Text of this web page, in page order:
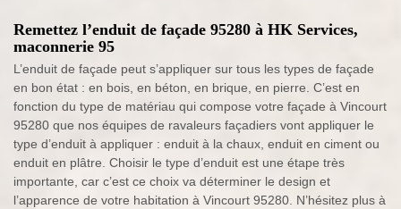
Remettez l’enduit de façade 95280 à HK Services,
maconnerie 95
L’enduit de façade peut s’appliquer sur tous les types de façade
en bon état : en bois, en béton, en brique, en pierre. C’est en
fonction du type de matériau qui compose votre façade à Vincourt
95280 que nos équipes de ravaleurs façadiers vont appliquer le
type d’enduit à appliquer : enduit à la chaux, enduit en ciment ou
enduit en plâtre. Choisir le type d’enduit est une étape très
importante, car c’est ce choix va déterminer le design et
l’apparence de votre habitation à Vincourt 95280. N’hésitez plus à